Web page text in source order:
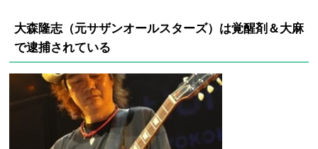
大森隆志（元サザンオールスターズ） は覚醒剤＆大麻
で逮捕されている